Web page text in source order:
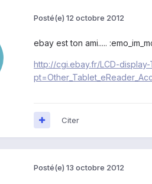
Posté(e) 12 octobre 2012
ebay est ton ami.....
http://cgi.ebay.fr/LCD-
Citer
Posté(e) 13 octobre 2012